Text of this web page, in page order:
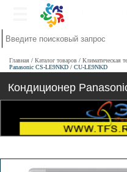
Главная Каталог товаров Климатическая
Panasonic CS-LE9NKD / CU-LE9NKD
Кондиционер